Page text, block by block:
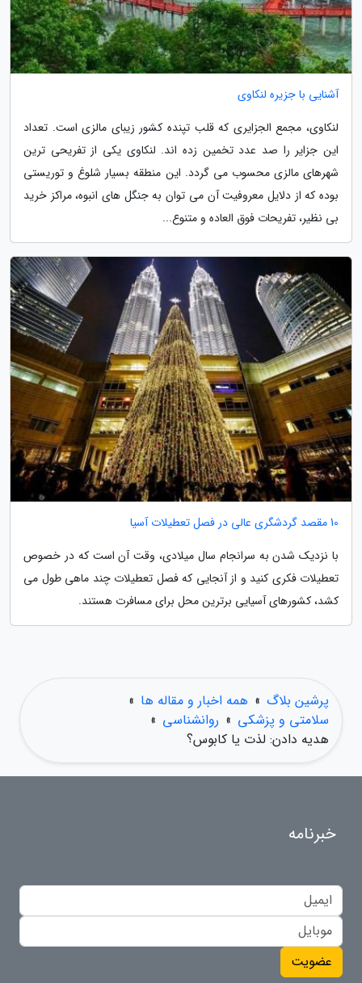
آشنایی با جزیره لنکاوی
لنکاوی، مجمع الجزایری که قلب تپنده کشور زیبای مالزی است. تعداد
این جزایر را صد عدد تخمین زده اند. لنکاوی یکی از تفریحی ترین
شهرهای مالزی محسوب می گردد. این منطقه بسیار شلوغ و توریستی
بوده که از دلایل معروفیت آن می توان به جنگل های انبوه، مراکز خرید
بی نظیر، تفریحات فوق العاده و متنوع...
10 مقصد گردشگری عالی در فصل تعطیلات آسیا
با نزدیک شدن به سرانجام سال میلادی، وقت آن است که در خصوص
تعطیلات فکری کنید و از آنجایی که فصل تعطیلات چند ماهی طول می
کشد، کشورهای آسیایی برترین محل برای مسافرت هستند.
پرشین بلاگ » همه اخبار و مقاله ها »
سلامتی و پزشکی » روانشناسی »
هدیه دادن: لذت یا کابوس؟
خبرنامه
عضویت